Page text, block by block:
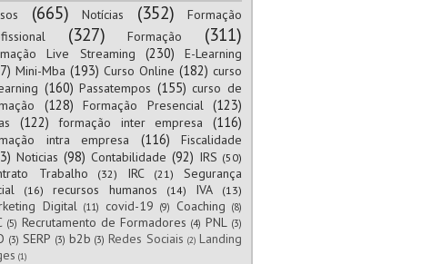
(665) Notícias (352)
Formação
(327) Formação (311)
Live Streaming (230) E-Learning
Mini-Mba (193) Curso Online (182) curso
(160) Passatempos (155) curso de
(128) Formação Presencial (123)
(122) formação inter empresa (116)
intra empresa (116) Fiscalidade
Noticias (98) Contabilidade (92) IRS (50)
Trabalho (32) IRC (21)
Segurança
(16) recursos humanos (14) IVA (13)
Digital (11) covid-19 (9) Coaching (8)
(5) Recrutamento de Formadores (4) PNL (3)
(3) SERP (3) b2b (3) Redes Sociais (2) Landing
(1)